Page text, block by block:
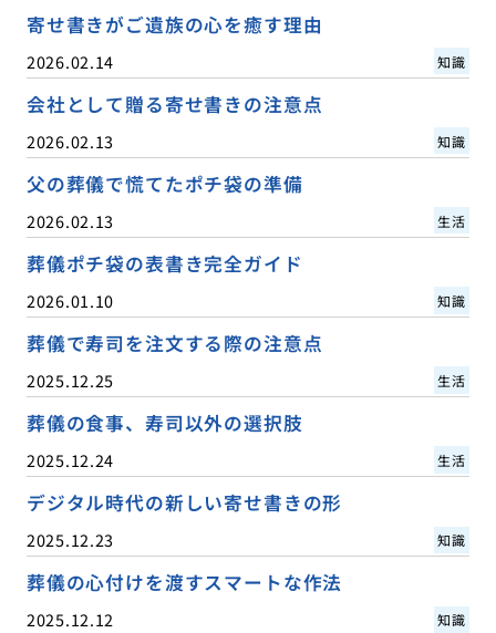
寄せ書きがご遺族の心を癒す理由
2026.02.14 知識
会社として贈る寄せ書きの注意点
2026.02.13 知識
父の葬儀で慌てたポチ袋の準備
2026.02.13 生活
葬儀ポチ袋の表書き完全ガイド
2026.01.10 知識
葬儀で寿司を注文する際の注意点
2025.12.25 生活
葬儀の食事、寿司以外の選択肢
2025.12.24 生活
デジタル時代の新しい寄せ書きの形
2025.12.23 知識
葬儀の心付けを渡すスマートな作法
2025.12.12 知識